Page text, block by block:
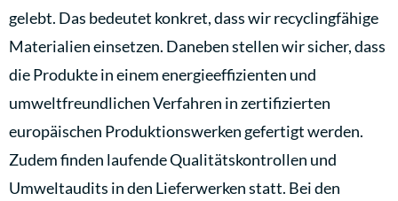
gelebt. Das bedeutet konkret, dass wir recyclingfähige
Materialien einsetzen. Daneben stellen wir sicher, dass
die Produkte in einem energieeffizienten und
umweltfreundlichen Verfahren in zertifizierten
europäischen Produktionswerken gefertigt werden.
Zudem finden laufende Qualitätskontrollen und
Umweltaudits in den Lieferwerken statt. Bei den